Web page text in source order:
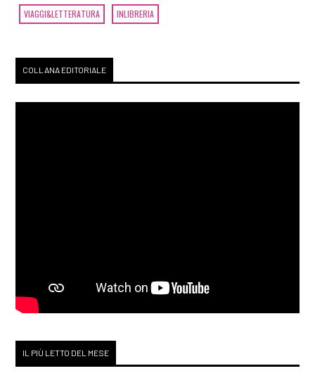
VIAGGI&LETTERATURA INLIBRERIA
COLLANA EDITORIALE
IL PIÙ LETTO DEL MESE